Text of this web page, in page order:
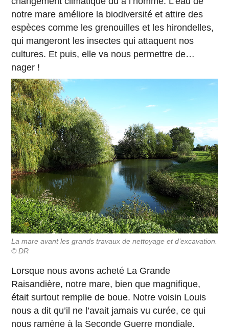
notre mare améliore la biodiversité et attire des
espèces comme les grenouilles et les hirondelles,
qui mangeront les insectes qui attaquent nos
cultures. Et puis, elle va nous permettre de…
nager !
La mare avant les grands travaux de nettoyage et d’excavation.
© DR
Lorsque nous avons acheté La Grande
Raisandière, notre mare, bien que magnifique,
était surtout remplie de boue. Notre voisin Louis
nous a dit qu’il ne l’avait jamais vu curée, ce qui
nous ramène à la Seconde Guerre mondiale.